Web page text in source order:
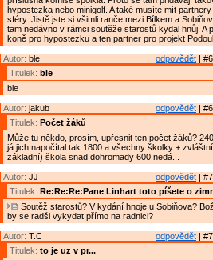
hypostezka nebo minigolf. A také musíte mít
sféry. Jistě jste si všimli ranče mezi Bílkem a
tam nedávno v rámci soutěže starostů kydal hnůj. A
koně pro hypostezku a ten partner pro projekt
odpovědět |
Autor: ble
Titulek: ble
ble
odpovědět |
Autor: jakub
Titulek: Počet žáků
Může tu někdo, prosím, upřesnit ten počet žáků?
já jich napočítal tak 1800 a všechny školky +
základní) škola snad dohromady 600 nedá...
odpovědět |
Autor: JJ
Titulek: Re:Re:Re:Pane Linhart toto píšete o
Soutěž starostů? V kydání hnoje u Sobiňova?
by se radši vykydat přímo na radnici?
odpovědět |
Autor: T.C
Titulek: to je uz v pr...